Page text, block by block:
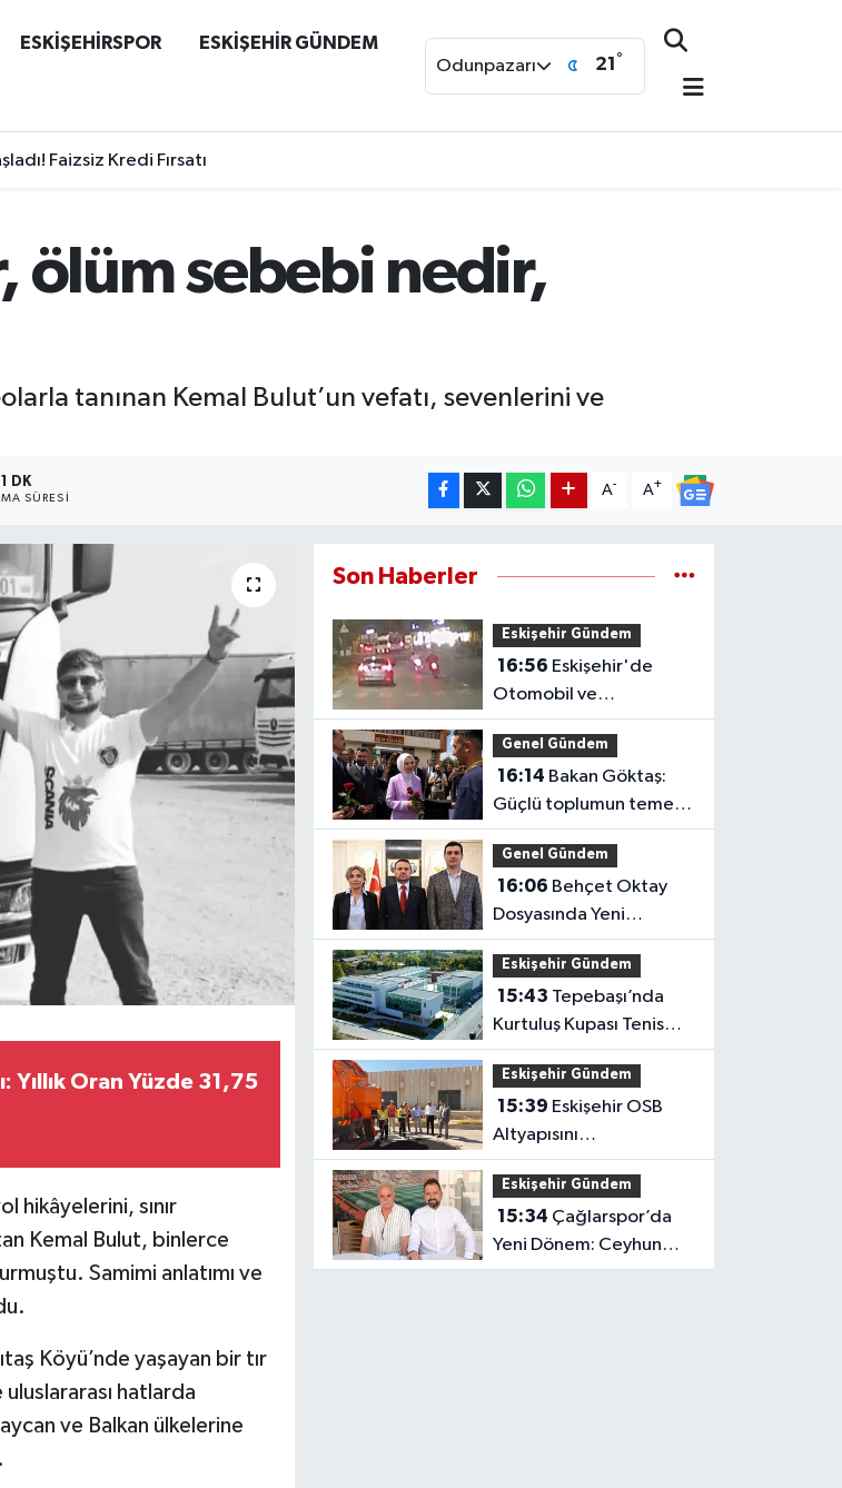
ESKİŞEHİRSPOR ESKİŞEHİR GÜNDEM
Odunpazarı 21 °
Faizsiz Kredi Fırsatı
ölüm sebebi nedir,
tanınan Kemal Bulut’un vefatı, sevenlerini ve
1 DK
SÜRESI
A- A+
Yıllık Oran Yüzde 31,75
hikâyelerini, sınır
Kemal Bulut, binlerce
Samimi anlatımı ve
Köyü’nde yaşayan bir tır
hatlarda
ve Balkan ülkelerine
Son Haberler
Eskişehir Gündem
16:56
Otomobil ve
Motosikletlerin Tehlikeli
Yarışı Kamerada
Genel Gündem
16:14
Güçlü toplumun temeli
güçlü ailedir
Genel Gündem
16:06
Dosyasında Yeni
Açıklama: Karanlık
Kalmayacak
Eskişehir Gündem
15:43
Kurtuluş Kupası Tenis
Heyecanı Başlıyor
Eskişehir Gündem
15:39
Altyapısını
Güçlendirmeye Devam
Ediyor
Eskişehir Gündem
15:34
Yeni Dönem: Ceyhun
Ceylan Göreve Başladı